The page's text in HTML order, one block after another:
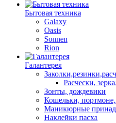
Бытовая техника
Galaxy
Oasis
Sonnen
Rion
Галантерея
Расчески,
Зонты, дождевики
Кошельки,
Маникюрные
Наклейки пасха